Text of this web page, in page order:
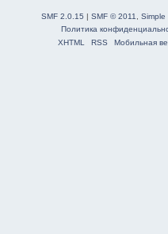
SMF 2.0.15 | SMF © 2011, Simple
Политика
XHTML
RSS Мобильная